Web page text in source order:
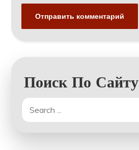
Поиск По Сайту
Search
for: